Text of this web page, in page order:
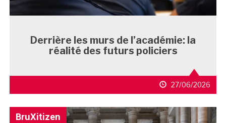
Derrière les murs de l’académie: la
réalité des futurs policiers
27/06/2026
BruXitizen